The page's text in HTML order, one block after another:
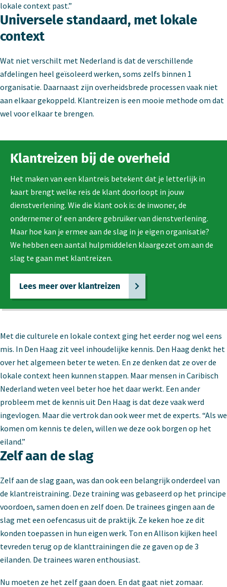
lokale context past.”
Universele standaard, met lokale
context
Wat niet verschilt met Nederland is dat de verschillende
afdelingen heel geïsoleerd werken, soms zelfs binnen 1
organisatie. Daarnaast zijn overheidsbrede processen vaak niet
aan elkaar gekoppeld. Klantreizen is een mooie methode om dat
wel voor elkaar te brengen.
Klantreizen bij de overheid
Het maken van een klantreis betekent dat je letterlijk in
kaart brengt welke reis de klant doorloopt in jouw
dienstverlening. Wie die klant ook is: de inwoner, de
ondernemer of een andere gebruiker van dienstverlening.
Maar hoe kan je ermee aan de slag in je eigen organisatie?
We hebben een aantal hulpmiddelen klaargezet om aan de
slag te gaan met klantreizen.
Lees meer over klantreizen
Met die culturele en lokale context ging het eerder nog wel eens
mis. In Den Haag zit veel inhoudelijke kennis. Den Haag denkt het
over het algemeen beter te weten. En ze denken dat ze over de
lokale context heen kunnen stappen. Maar mensen in Caribisch
Nederland weten veel beter hoe het daar werkt. Een ander
probleem met de kennis uit Den Haag is dat deze vaak werd
ingevlogen. Maar die vertrok dan ook weer met de experts. “Als we
komen om kennis te delen, willen we deze ook borgen op het
eiland.”
Zelf aan de slag
Zelf aan de slag gaan, was dan ook een belangrijk onderdeel van
de klantreistraining. Deze training was gebaseerd op het principe
voordoen, samen doen en zelf doen. De trainees gingen aan de
slag met een oefencasus uit de praktijk. Ze keken hoe ze dit
konden toepassen in hun eigen werk. Ton en Allison kijken heel
tevreden terug op de klanttrainingen die ze gaven op de 3
eilanden. De trainees waren enthousiast.
Nu moeten ze het zelf gaan doen. En dat gaat niet zomaar.